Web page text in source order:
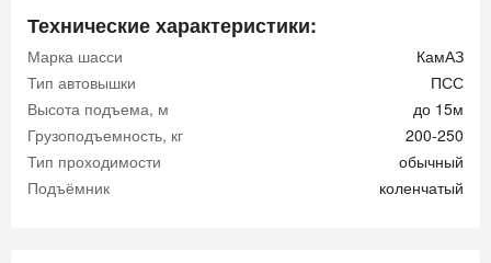
Технические характеристики:
Марка шасси
КамАЗ
Тип автовышки
ПСС
Высота подъема, м
до 15м
Грузоподъемность, кг
200-250
Тип проходимости
обычный
Подъёмник
коленчатый